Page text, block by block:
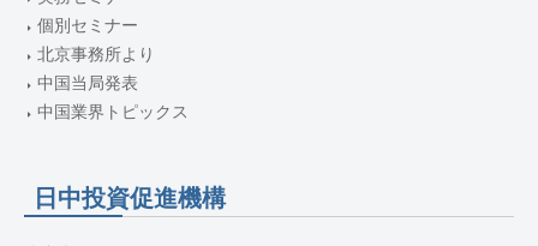
個別セミナー
北京事務所より
中国当局発表
中国業界トピックス
日中投資促進機構